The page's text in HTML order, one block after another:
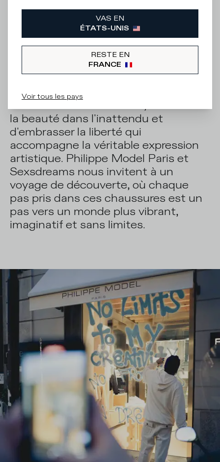
Cette collection capsule n'est pas
juste une fusion de la mode et de l'art
; c'est un manifeste d'individualité,
de la création. Elle nous défie de voir
au-delà du conventionnel, de trouver
la beauté dans l'inattendu et
d'embrasser la liberté qui
accompagne la véritable expression
artistique. Philippe Model Paris et
Sexsdreams nous invitent à un
voyage de découverte, où chaque
pas pris dans ces chaussures est un
pas vers un monde plus vibrant,
imaginatif et sans limites.
VAS EN
ÉTATS-UNIS
RESTE EN
FRANCE
Voir tous les pays